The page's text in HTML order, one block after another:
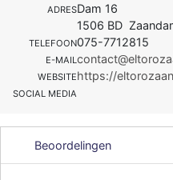
ADRESDam 16
1506 BD
TELEFOON075-7712815
E-MAIL
WEBSITEhttps://
SOCIAL MEDIA
Beoordelingen